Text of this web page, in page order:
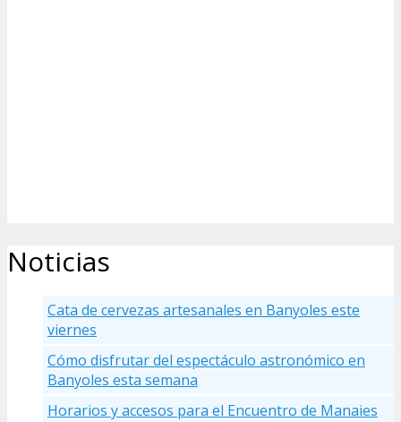
Noticias
Cata de cervezas artesanales en Banyoles este
viernes
Cómo disfrutar del espectáculo astronómico en
Banyoles esta semana
Horarios y accesos para el Encuentro de Manaies